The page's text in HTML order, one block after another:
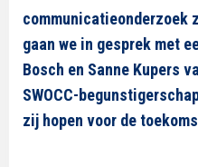
communicatieonderzoek
gaan we in gesprek met
Bosch en Sanne Kupers
SWOCC-
zij hopen voor de